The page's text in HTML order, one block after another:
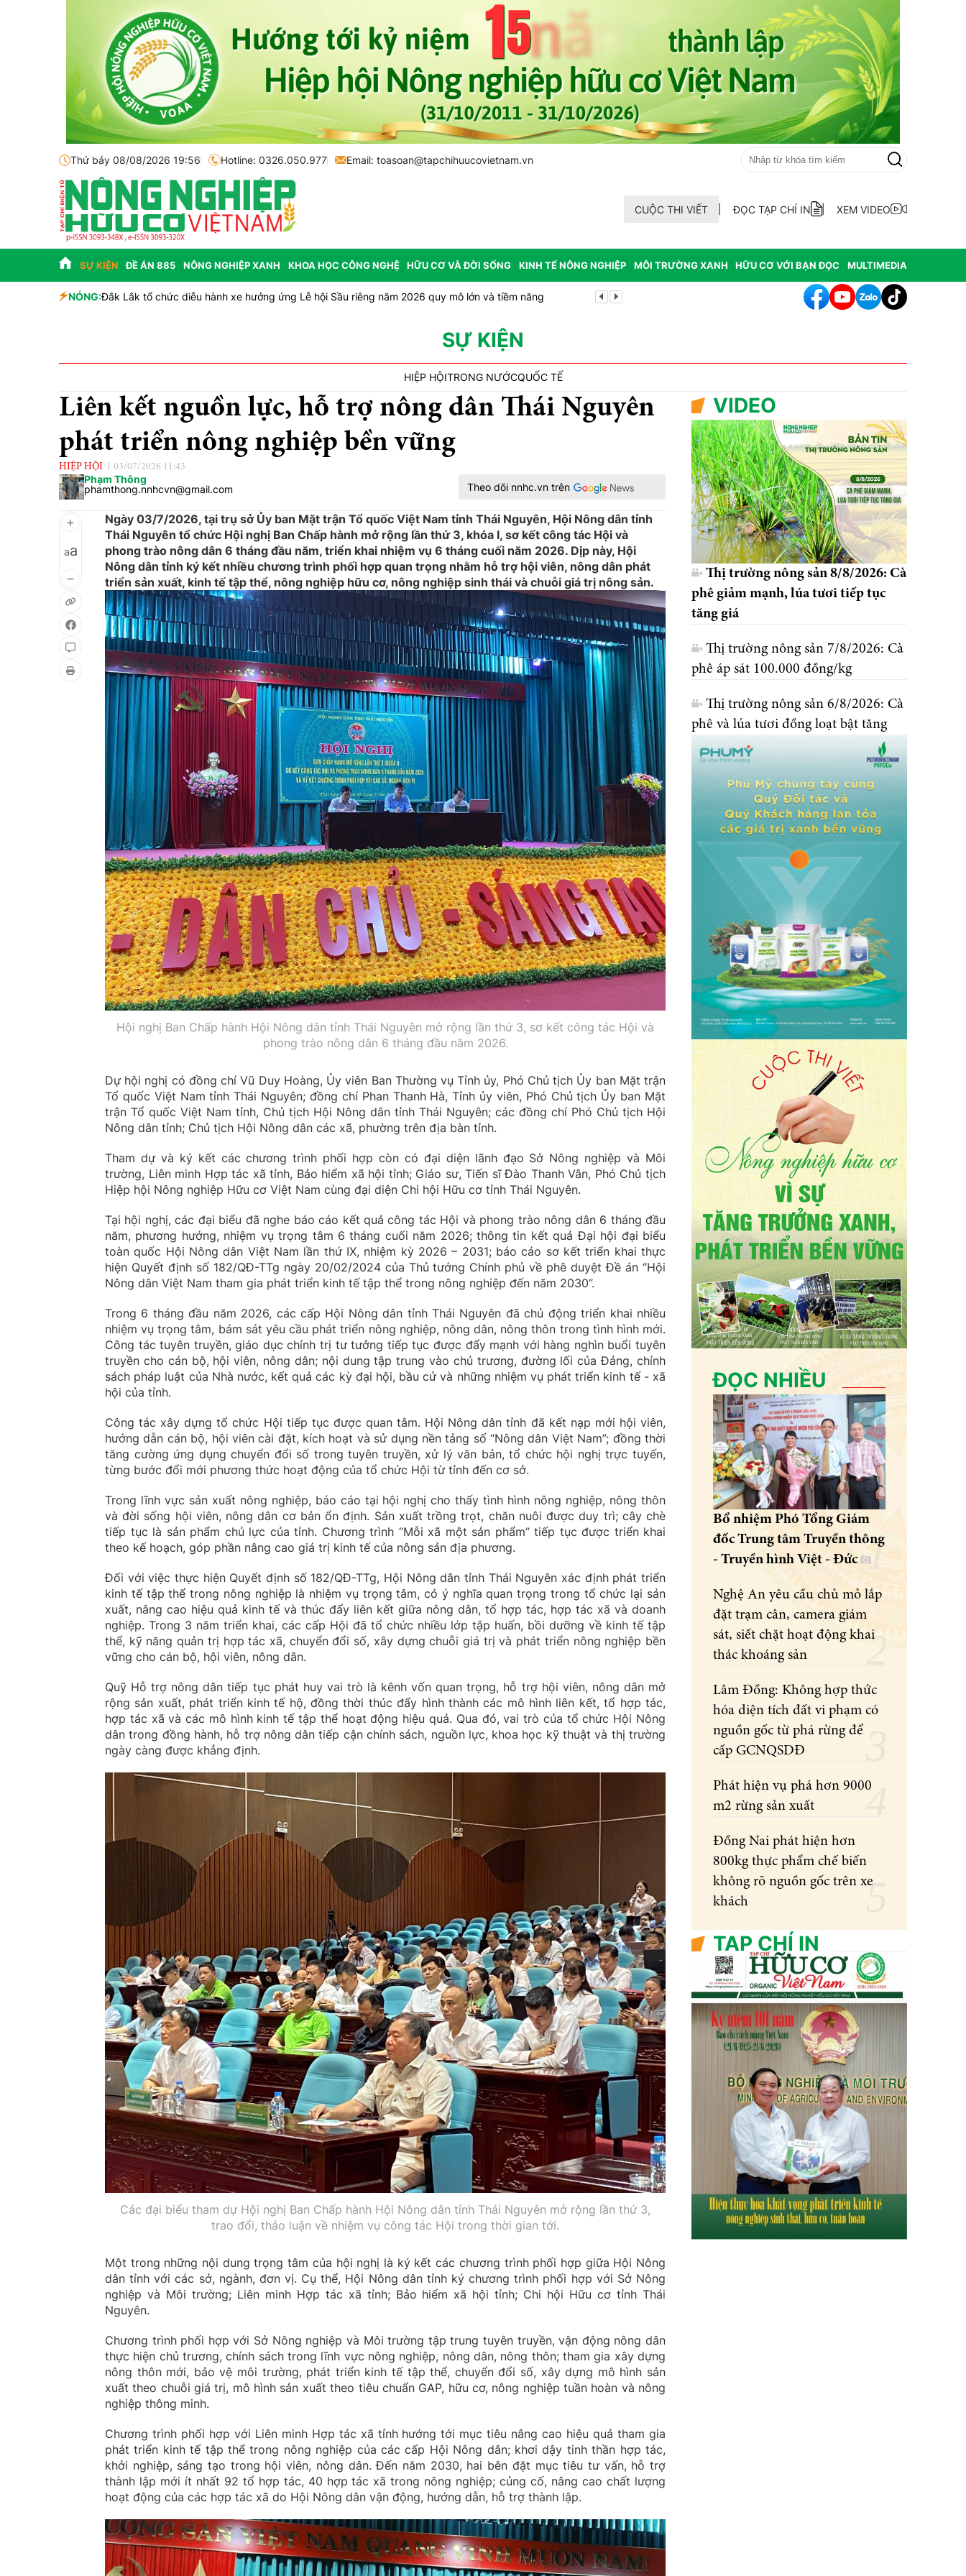
Thứ bảy 08/08/2026 19:56 Hotline: 0326.050.977 Email: toasoan@tapchihuucovietnam.vn
CUỘC THI VIẾT ĐỌC TẠP CHÍ IN XEM VIDEO
SỰ KIỆN ĐỀ ÁN 885 NÔNG NGHIỆP XANH KHOA HỌC CÔNG NGHỆ HỮU CƠ VÀ ĐỜI SỐNG KINH TẾ NÔNG NGHIỆP MÔI TRƯỜNG XANH HỮU CƠ VỚI BẠN ĐỌC MULTIMEDIA
NÓNG:Đắk Lắk tổ chức diễu hành xe hưởng ứng Lễ hội Sầu riêng năm 2026 quy mô lớn và tiềm năng Vĩnh Long phát hiện 9 mẫu xăng dầu kém chất lượng
SỰ KIỆN
HIỆP HỘITRONG NƯỚCQUỐC TẾ
Liên kết nguồn lực, hỗ trợ nông dân Thái Nguyên
phát triển nông nghiệp bền vững
HIỆP HỘI 03/07/2026 11:43
Phạm Thông
phamthong.nnhcvn@gmail.com
Theo dõi nnhc.vn trên
aa
Ngày 03/7/2026, tại trụ sở Ủy ban Mặt trận Tổ quốc Việt Nam tỉnh Thái Nguyên, Hội Nông dân tỉnh
Thái Nguyên tổ chức Hội nghị Ban Chấp hành mở rộng lần thứ 3, khóa I, sơ kết công tác Hội và
phong trào nông dân 6 tháng đầu năm, triển khai nhiệm vụ 6 tháng cuối năm 2026. Dịp này, Hội
Nông dân tỉnh ký kết nhiều chương trình phối hợp quan trọng nhằm hỗ trợ hội viên, nông dân phát
triển sản xuất, kinh tế tập thể, nông nghiệp hữu cơ, nông nghiệp sinh thái và chuỗi giá trị nông sản.
Hội nghị Ban Chấp hành Hội Nông dân tỉnh Thái Nguyên mở rộng lần thứ 3, sơ kết công tác Hội và
phong trào nông dân 6 tháng đầu năm 2026.
Dự hội nghị có đồng chí Vũ Duy Hoàng, Ủy viên Ban Thường vụ Tỉnh ủy, Phó Chủ tịch Ủy ban Mặt trận
Tổ quốc Việt Nam tỉnh Thái Nguyên; đồng chí Phan Thanh Hà, Tỉnh ủy viên, Phó Chủ tịch Ủy ban Mặt
trận Tổ quốc Việt Nam tỉnh, Chủ tịch Hội Nông dân tỉnh Thái Nguyên; các đồng chí Phó Chủ tịch Hội
Nông dân tỉnh; Chủ tịch Hội Nông dân các xã, phường trên địa bàn tỉnh.
Tham dự và ký kết các chương trình phối hợp còn có đại diện lãnh đạo Sở Nông nghiệp và Môi
trường, Liên minh Hợp tác xã tỉnh, Bảo hiểm xã hội tỉnh; Giáo sư, Tiến sĩ Đào Thanh Vân, Phó Chủ tịch
Hiệp hội Nông nghiệp Hữu cơ Việt Nam cùng đại diện Chi hội Hữu cơ tỉnh Thái Nguyên.
Tại hội nghị, các đại biểu đã nghe báo cáo kết quả công tác Hội và phong trào nông dân 6 tháng đầu
năm, phương hướng, nhiệm vụ trọng tâm 6 tháng cuối năm 2026; thông tin kết quả Đại hội đại biểu
toàn quốc Hội Nông dân Việt Nam lần thứ IX, nhiệm kỳ 2026 – 2031; báo cáo sơ kết triển khai thực
hiện Quyết định số 182/QĐ-TTg ngày 20/02/2024 của Thủ tướng Chính phủ về phê duyệt Đề án “Hội
Nông dân Việt Nam tham gia phát triển kinh tế tập thể trong nông nghiệp đến năm 2030”.
Trong 6 tháng đầu năm 2026, các cấp Hội Nông dân tỉnh Thái Nguyên đã chủ động triển khai nhiều
nhiệm vụ trọng tâm, bám sát yêu cầu phát triển nông nghiệp, nông dân, nông thôn trong tình hình mới.
Công tác tuyên truyền, giáo dục chính trị tư tưởng tiếp tục được đẩy mạnh với hàng nghìn buổi tuyên
truyền cho cán bộ, hội viên, nông dân; nội dung tập trung vào chủ trương, đường lối của Đảng, chính
sách pháp luật của Nhà nước, kết quả các kỳ đại hội, bầu cử và những nhiệm vụ phát triển kinh tế - xã
hội của tỉnh.
Công tác xây dựng tổ chức Hội tiếp tục được quan tâm. Hội Nông dân tỉnh đã kết nạp mới hội viên,
hướng dẫn cán bộ, hội viên cài đặt, kích hoạt và sử dụng nền tảng số “Nông dân Việt Nam”; đồng thời
tăng cường ứng dụng chuyển đổi số trong tuyên truyền, xử lý văn bản, tổ chức hội nghị trực tuyến,
từng bước đổi mới phương thức hoạt động của tổ chức Hội từ tỉnh đến cơ sở.
Trong lĩnh vực sản xuất nông nghiệp, báo cáo tại hội nghị cho thấy tình hình nông nghiệp, nông thôn
và đời sống hội viên, nông dân cơ bản ổn định. Sản xuất trồng trọt, chăn nuôi được duy trì; cây chè
tiếp tục là sản phẩm chủ lực của tỉnh. Chương trình “Mỗi xã một sản phẩm” tiếp tục được triển khai
theo kế hoạch, góp phần nâng cao giá trị kinh tế của nông sản địa phương.
Đối với việc thực hiện Quyết định số 182/QĐ-TTg, Hội Nông dân tỉnh Thái Nguyên xác định phát triển
kinh tế tập thể trong nông nghiệp là nhiệm vụ trọng tâm, có ý nghĩa quan trọng trong tổ chức lại sản
xuất, nâng cao hiệu quả kinh tế và thúc đẩy liên kết giữa nông dân, tổ hợp tác, hợp tác xã và doanh
nghiệp. Trong 3 năm triển khai, các cấp Hội đã tổ chức nhiều lớp tập huấn, bồi dưỡng về kinh tế tập
thể, kỹ năng quản trị hợp tác xã, chuyển đổi số, xây dựng chuỗi giá trị và phát triển nông nghiệp bền
vững cho cán bộ, hội viên, nông dân.
Quỹ Hỗ trợ nông dân tiếp tục phát huy vai trò là kênh vốn quan trọng, hỗ trợ hội viên, nông dân mở
rộng sản xuất, phát triển kinh tế hộ, đồng thời thúc đẩy hình thành các mô hình liên kết, tổ hợp tác,
hợp tác xã và các mô hình kinh tế tập thể hoạt động hiệu quả. Qua đó, vai trò của tổ chức Hội Nông
dân trong đồng hành, hỗ trợ nông dân tiếp cận chính sách, nguồn lực, khoa học kỹ thuật và thị trường
ngày càng được khẳng định.
Các đại biểu tham dự Hội nghị Ban Chấp hành Hội Nông dân tỉnh Thái Nguyên mở rộng lần thứ 3,
trao đổi, thảo luận về nhiệm vụ công tác Hội trong thời gian tới.
Một trong những nội dung trọng tâm của hội nghị là ký kết các chương trình phối hợp giữa Hội Nông
dân tỉnh với các sở, ngành, đơn vị. Cụ thể, Hội Nông dân tỉnh ký chương trình phối hợp với Sở Nông
nghiệp và Môi trường; Liên minh Hợp tác xã tỉnh; Bảo hiểm xã hội tỉnh; Chi hội Hữu cơ tỉnh Thái
Nguyên.
Chương trình phối hợp với Sở Nông nghiệp và Môi trường tập trung tuyên truyền, vận động nông dân
thực hiện chủ trương, chính sách trong lĩnh vực nông nghiệp, nông dân, nông thôn; tham gia xây dựng
nông thôn mới, bảo vệ môi trường, phát triển kinh tế tập thể, chuyển đổi số, xây dựng mô hình sản
xuất theo chuỗi giá trị, mô hình sản xuất theo tiêu chuẩn GAP, hữu cơ, nông nghiệp tuần hoàn và nông
nghiệp thông minh.
Chương trình phối hợp với Liên minh Hợp tác xã tỉnh hướng tới mục tiêu nâng cao hiệu quả tham gia
phát triển kinh tế tập thể trong nông nghiệp của các cấp Hội Nông dân; khơi dậy tinh thần hợp tác,
khởi nghiệp, sáng tạo trong hội viên, nông dân. Đến năm 2030, hai bên đặt mục tiêu tư vấn, hỗ trợ
thành lập mới ít nhất 92 tổ hợp tác, 40 hợp tác xã trong nông nghiệp; củng cố, nâng cao chất lượng
hoạt động của các hợp tác xã do Hội Nông dân vận động, hướng dẫn, hỗ trợ thành lập.
VIDEO
Thị trường nông sản 8/8/2026: Cà
phê giảm mạnh, lúa tươi tiếp tục
tăng giá
Thị trường nông sản 7/8/2026: Cà
phê áp sát 100.000 đồng/kg
Thị trường nông sản 6/8/2026: Cà
phê và lúa tươi đồng loạt bật tăng
ĐỌC NHIỀU
Bổ nhiệm Phó Tổng Giám
đốc Trung tâm Truyền thông
- Truyền hình Việt - Đức
Nghệ An yêu cầu chủ mỏ lắp
đặt trạm cân, camera giám
sát, siết chặt hoạt động khai
thác khoáng sản
Lâm Đồng: Không hợp thức
hóa diện tích đất vi phạm có
nguồn gốc từ phá rừng để
cấp GCNQSDĐ
Phát hiện vụ phá hơn 9000
m2 rừng sản xuất
Đồng Nai phát hiện hơn
800kg thực phẩm chế biến
không rõ nguồn gốc trên xe
khách
TẠP CHÍ IN